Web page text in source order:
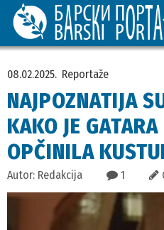
08.02.2025. Reportaže
NAJPOZNATIJA
KAKO JE
OPČINILA
Autor: Redakcija 1